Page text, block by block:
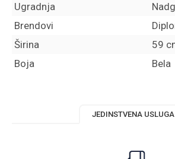
Ugradnja
Brendovi
Širina
59
Boja
Bela
JEDINSTVENA USLUGA